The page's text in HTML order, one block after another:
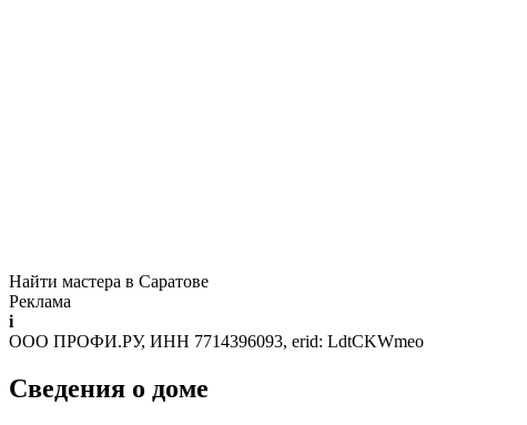
Найти мастера в Саратове
Реклама
i
ООО ПРОФИ.РУ, ИНН 7714396093, erid: LdtCKWmeo
Сведения о доме